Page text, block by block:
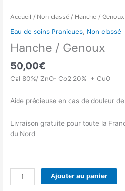
Accueil / Non classé / Hanche / Genoux
Eau de soins Praniques, Non classé
Hanche / Genoux
50,00€
Cal 80%/ ZnO- Co2 20% + CuO
Aide précieuse en cas de douleur
Livraison gratuite pour toute la
du Nord.
Ajouter au panier